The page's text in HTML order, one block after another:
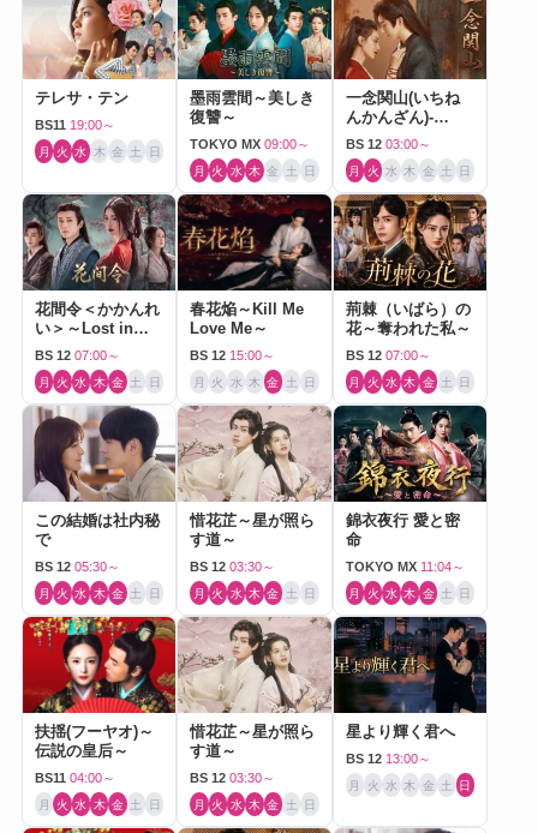
テレサ・テン
BS11 19:00～
月 火 水 木 金 土 日
墨雨雲間～美しき
復讐～
TOKYO MX 09:00～
月 火 水 木 金 土 日
一念関山(いちね
んかんざん)-
Journey to Love-
BS 12 03:00～
月 火 水 木 金 土 日
花間令＜かかんれ
い＞～Lost in
Love～
BS 12 07:00～
月 火 水 木 金 土 日
春花焔～Kill Me
Love Me～
BS 12 15:00～
月 火 水 木 金 土 日
荊棘（いばら）の
花～奪われた私～
BS 12 07:00～
月 火 水 木 金 土 日
この結婚は社内秘
で
BS 12 05:30～
月 火 水 木 金 土 日
惜花芷～星が照ら
す道～
BS 12 03:30～
月 火 水 木 金 土 日
錦衣夜行 愛と密
命
TOKYO MX 11:04～
月 火 水 木 金 土 日
扶揺(フーヤオ)～
伝説の皇后～
BS11 04:00～
月 火 水 木 金 土 日
惜花芷～星が照ら
す道～
BS 12 03:30～
月 火 水 木 金 土 日
星より輝く君へ
BS 12 13:00～
月 火 水 木 金 土 日